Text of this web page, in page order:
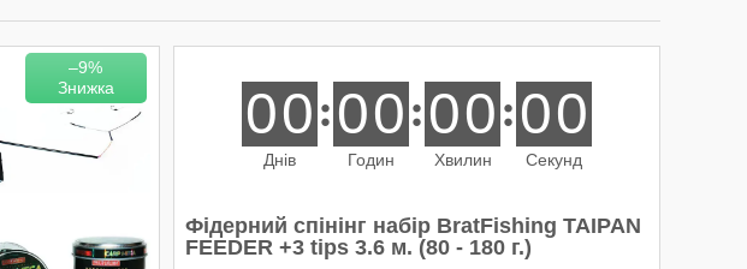
–9%
00
Днів
00
Годин
00
Хвилин
00
Секунд
Фідерний спінінг набір BratFishing TAIPAN
FEEDER +3 tips 3.6 м. (80 - 180 г.)